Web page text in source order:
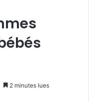
2 minutes lues